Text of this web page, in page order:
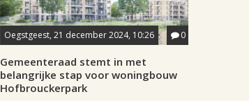
Oegstgeest, 21 december 2024, 10:26 0
Gemeenteraad stemt in met
belangrijke stap voor woningbouw
Hofbrouckerpark